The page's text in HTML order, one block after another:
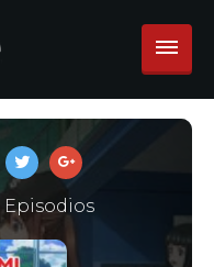
Episodios